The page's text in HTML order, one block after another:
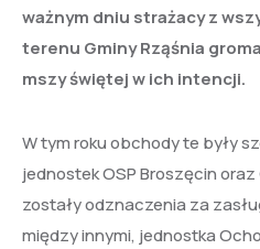
ważnym dniu strażacy z
terenu Gminy Rząśnia
mszy świętej w ich intencji.
W tym roku obchody te były
jednostek OSP Broszęcin
zostały odznaczenia za
między innymi, jednostka